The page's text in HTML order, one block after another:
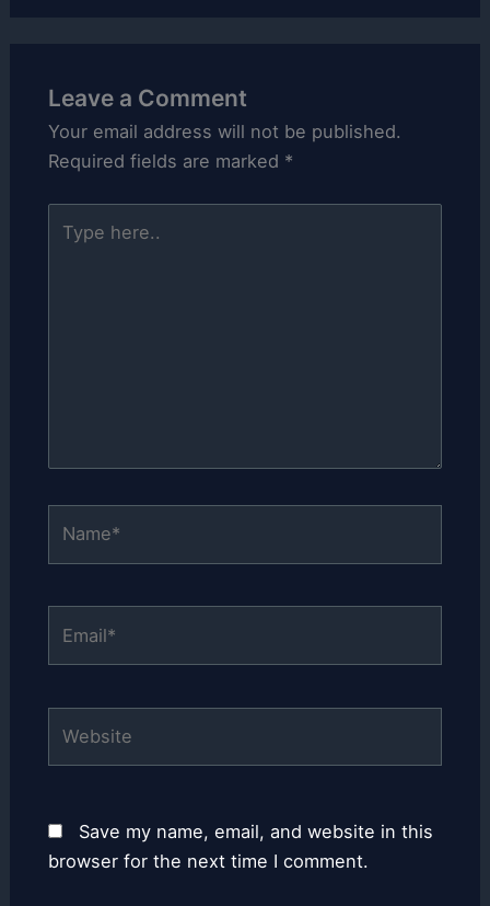
Leave a Comment
Your email address will not be published.
Required fields are marked *
here..
Save my name, email, and website in this
browser for the next time I comment.